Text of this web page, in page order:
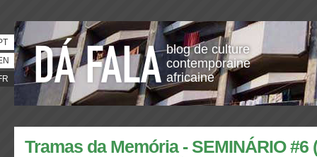
blog de culture
contemporaine
africaine
Tramas da Memória - SEMINÁRIO #6